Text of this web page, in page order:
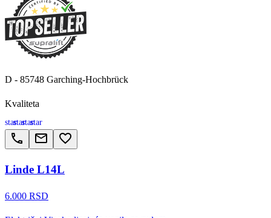
D - 85748 Garching-Hochbrück
Kvaliteta
starstarstarstar
call email favorite_border
Linde L14L
6.000 RSD